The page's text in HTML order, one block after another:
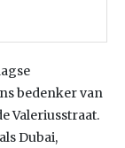
bedenker van
Valeriusstraat.
Dubai,